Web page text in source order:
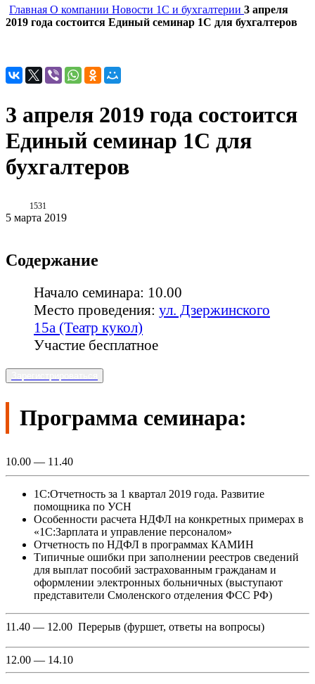
Главная О компании Новости 1С и бухгалтерии 3 апреля
2019 года состоится Единый семинар 1С для бухгалтеров
3 апреля 2019 года состоится
Единый семинар 1С для
бухгалтеров
1531
5 марта 2019
Содержание
Начало семинара: 10.00
Место проведения: ул. Дзержинского
15а (Театр кукол)
Участие бесплатное
Программа семинара:
10.00 — 11.40
1С:Отчетность за 1 квартал 2019 года. Развитие
помощника по УСН
Особенности расчета НДФЛ на конкретных примерах в
«1С:Зарплата и управление персоналом»
Отчетность по НДФЛ в программах КАМИН
Типичные ошибки при заполнении реестров сведений
для выплат пособий застрахованным гражданам и
оформлении электронных больничных (выступают
представители Смоленского отделения ФСС РФ)
11.40 — 12.00 Перерыв (фуршет, ответы на вопросы)
12.00 — 14.10